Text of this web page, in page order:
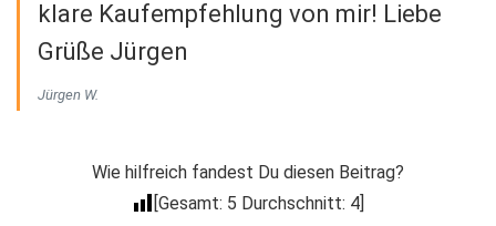
klare Kaufempfehlung von mir! Liebe
Grüße Jürgen
Jürgen W.
Wie hilfreich fandest Du diesen Beitrag?
[Gesamt: 5 Durchschnitt: 4]